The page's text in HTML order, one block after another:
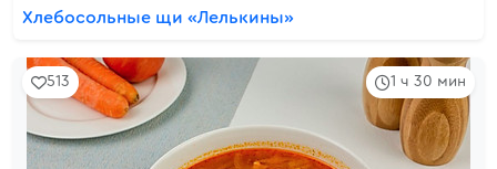
Хлебосольные щи «Лелькины»
1 ч 30 мин
513